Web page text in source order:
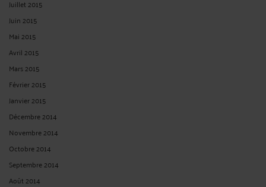
Juillet 2015
Juin 2015
Mai 2015
Avril 2015
Mars 2015
Février 2015
Janvier 2015
Décembre 2014
Novembre 2014
Octobre 2014
Septembre 2014
Août 2014